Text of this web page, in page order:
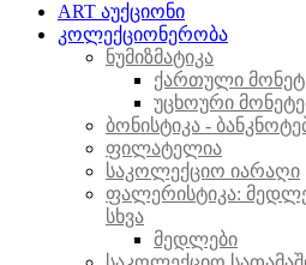
ART აუქციონი
კოლექციონერობა
ნუმიზმატიკა
ქართული
უცხოური
ბონისტიკა -
ფილატელია
საკოლექციო იარაღი
ფალერისტიკა:
სხვა
მედლები